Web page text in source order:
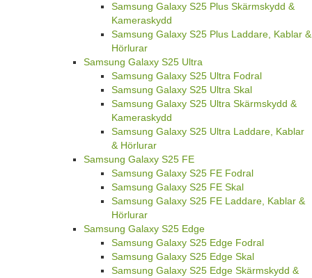
Samsung Galaxy S25 Plus Skärmskydd &
Kameraskydd
Samsung Galaxy S25 Plus Laddare, Kablar &
Hörlurar
Samsung Galaxy S25 Ultra
Samsung Galaxy S25 Ultra Fodral
Samsung Galaxy S25 Ultra Skal
Samsung Galaxy S25 Ultra Skärmskydd &
Kameraskydd
Samsung Galaxy S25 Ultra Laddare, Kablar
& Hörlurar
Samsung Galaxy S25 FE
Samsung Galaxy S25 FE Fodral
Samsung Galaxy S25 FE Skal
Samsung Galaxy S25 FE Laddare, Kablar &
Hörlurar
Samsung Galaxy S25 Edge
Samsung Galaxy S25 Edge Fodral
Samsung Galaxy S25 Edge Skal
Samsung Galaxy S25 Edge Skärmskydd &